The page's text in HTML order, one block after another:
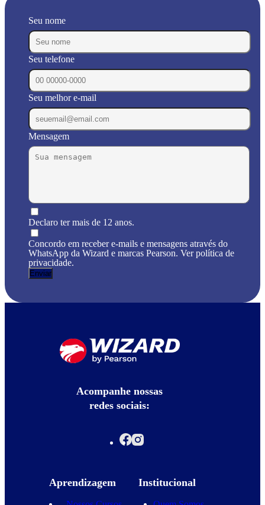
Seu nome
Seu telefone
Seu melhor e-mail
Mensagem
Declaro ter mais de 12 anos.
Concordo em receber e-mails e mensagens através do
WhatsApp da Wizard e marcas Pearson. Ver política de
privacidade.
Acompanhe nossas
redes sociais:
Aprendizagem Institucional